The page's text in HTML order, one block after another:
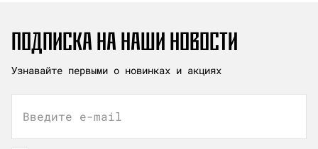
ПОДПИСКА НА НАШИ НОВОСТИ
Узнавайте первыми о новинках и акциях
Введите e-mail